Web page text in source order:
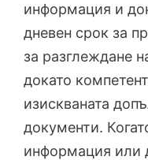
информация и
дневен срок за
за разглеждане
докато
изискваната
документи.
информация или